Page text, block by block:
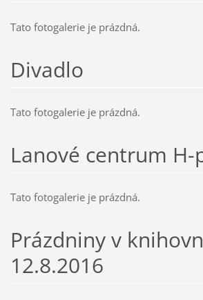
Tato fotogalerie je prázdná.
Divadlo
Tato fotogalerie je prázdná.
Lanové centrum H-
Tato fotogalerie je prázdná.
Prázdniny v
12.8.2016